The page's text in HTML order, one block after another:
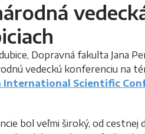
Dopravná fakulta Jana
vedeckú konferenciu na
International Scientific
bol veľmi široký, od